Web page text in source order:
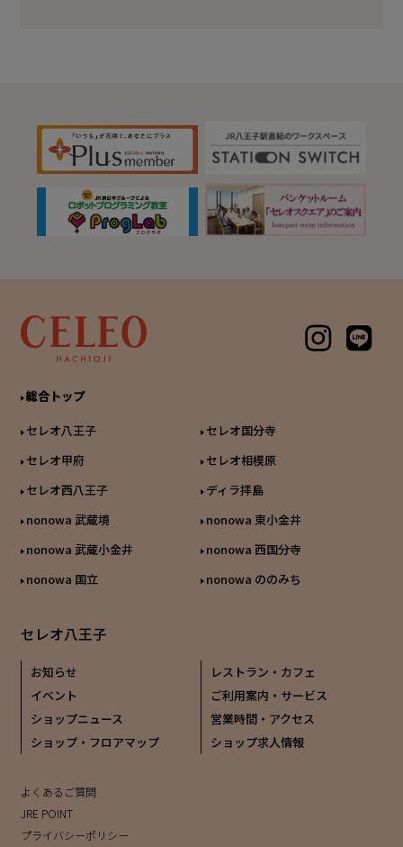
総合トップ
セレオ八王子
セレオ国分寺
セレオ甲府
セレオ相模原
セレオ西八王子
ディラ拝島
nonowa 武蔵境
nonowa 東小金井
nonowa 武蔵小金井
nonowa 西国分寺
nonowa 国立
nonowa ののみち
セレオ八王子
お知らせ
イベント
ショップニュース
ショップ・フロアマップ
レストラン・カフェ
ご利用案内・サービス
営業時間・アクセス
ショップ求人情報
よくあるご質問
JRE POINT
プライバシーポリシー